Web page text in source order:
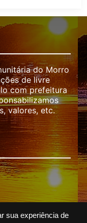
sua experiência de
do Morro
de livre
com prefeitura
valores, etc.